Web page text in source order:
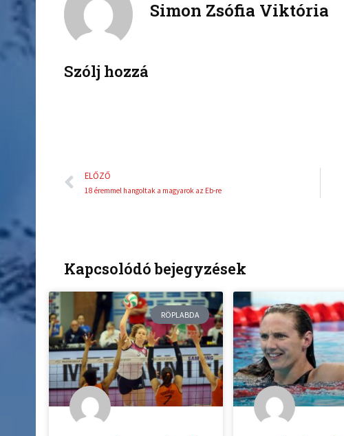
b
t
t
Simon Zsófia Viktória
Szólj hozzá
Előző
ELŐZŐ
18 éremmel hangoltak a magyarok az Eb-re
Kapcsolódó bejegyzések
RÖPLABDA